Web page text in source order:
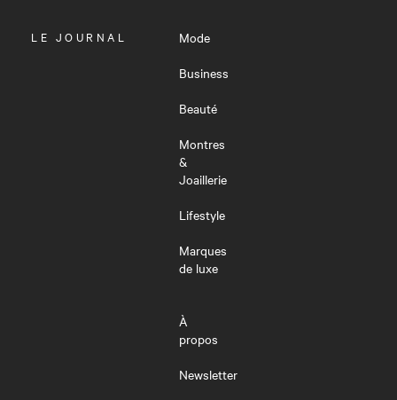
OUVRIR
LE JOURNAL
Mode
Business
Beauté
Montres
&
Joaillerie
Lifestyle
Marques
de luxe
À
propos
Newsletter